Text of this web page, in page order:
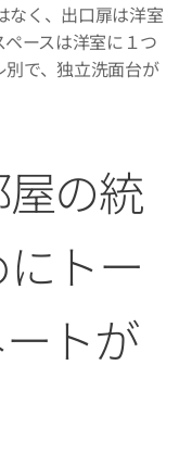
なく、出口扉は洋室
ースは洋室に１つ
で、独立洗面台が
の統
トー
トが